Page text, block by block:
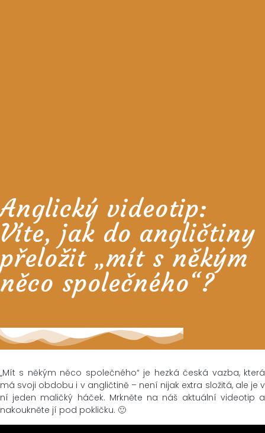
Anglický videotip:
Víte, jak do angličtiny
přeložit „mít s někým
něco společného“?
„Mít s někým něco společného“ je hezká česká vazba, která
má svoji obdobu i v angličtině – není nijak extra složitá, ale je v
ní jeden maličký háček. Mrkněte na náš aktuální videotip a
nakoukněte jí pod pokličku. 🙂